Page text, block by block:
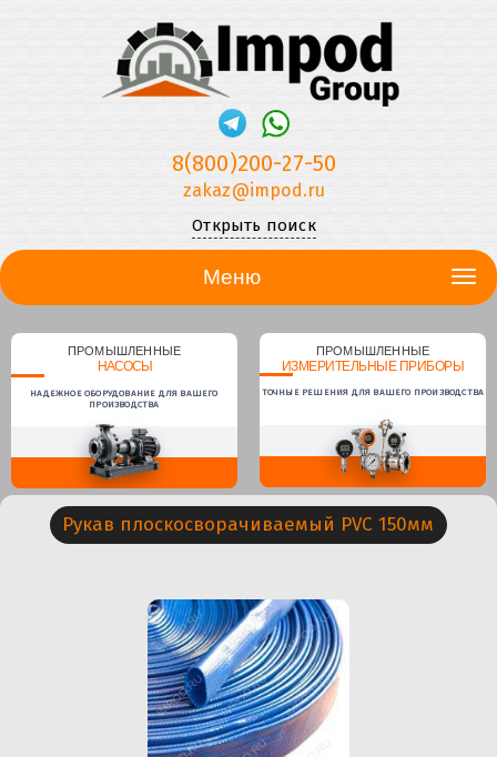
8(800)200-27-50
zakaz@impod.ru
Открыть поиск
Меню
ПРОМЫШЛЕННЫЕ
НАСОСЫ
НАДЕЖНОЕ ОБОРУДОВАНИЕ ДЛЯ ВАШЕГО
ПРОИЗВОДСТВА
ПРОМЫШЛЕННЫЕ
ИЗМЕРИТЕЛЬНЫЕ ПРИБОРЫ
ТОЧНЫЕ РЕШЕНИЯ ДЛЯ ВАШЕГО ПРОИЗВОДСТВА
Рукав плоскосворачиваемый PVC 150мм